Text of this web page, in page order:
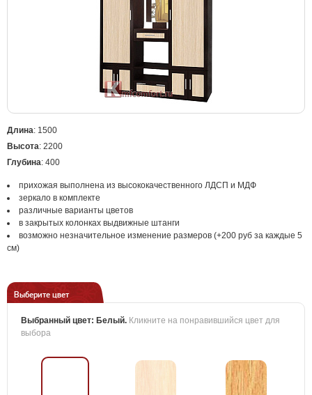
Длина: 1500
Высота: 2200
Глубина: 400
прихожая выполнена из высококачественного ЛДСП и МДФ
зеркало в комплекте
различные варианты цветов
в закрытых колонках выдвижные штанги
возможно незначительное изменение размеров (+200 руб за каждые 5
см)
Выберите цвет
Выбранный цвет: Белый. Кликните на понравившийся цвет для
выбора